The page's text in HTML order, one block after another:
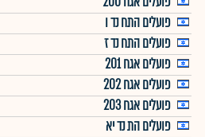
פועלים התח נד ו
פועלים התח נד ז
פועלים אגח 201
פועלים אגח 202
פועלים אגח 203
פועלים הת נד יא